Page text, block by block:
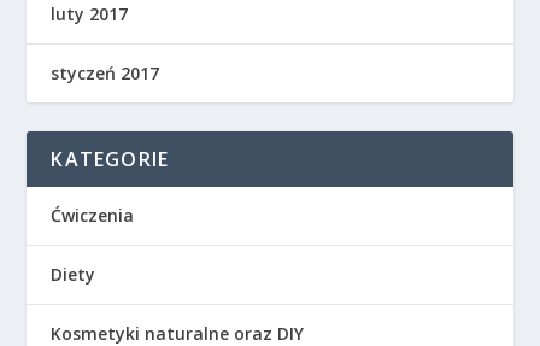
luty 2017
styczeń 2017
KATEGORIE
Ćwiczenia
Diety
Kosmetyki naturalne oraz DIY